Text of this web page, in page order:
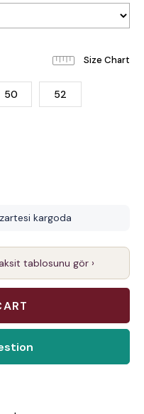
50 52
kargoda
tablosunu gör ›